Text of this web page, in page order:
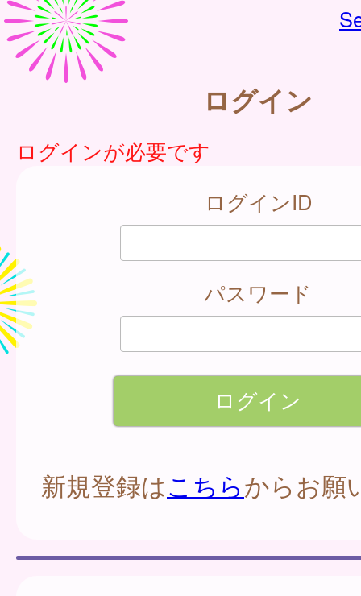
ログイン
ログインが必要です
ログインID
パスワード
新規登録はこちらからお願